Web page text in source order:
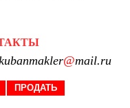
@mail.ru
ПРОДАТЬ